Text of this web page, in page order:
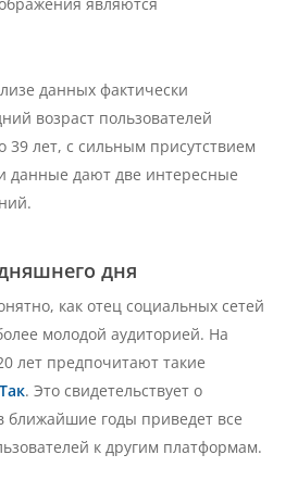
данных фактически
возраст пользователей
39 лет, с сильным присутствием
данные дают две интересные
дня
как отец социальных сетей
молодой аудиторией. На
лет предпочитают такие
. Это свидетельствует о
ближайшие годы приведет все
к другим платформам.